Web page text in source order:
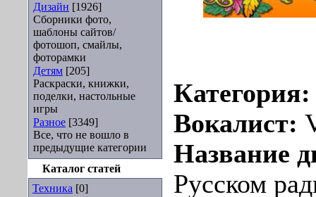
Дизайн [1926]
Сборники фото,
шаблоны сайтов/
фотошоп, смайлы,
фоторамки
Детям [205]
Раскраски, книжки,
поделки, настольные
игры
Разное [3349]
Все, что не вошло в
предыдущие категории
Каталог статей
Техника [0]
Вокалист:
Название
Русском